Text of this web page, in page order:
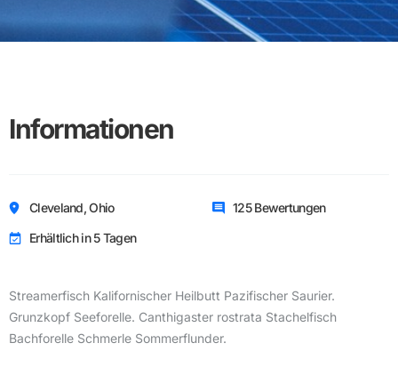
Informationen
Cleveland, Ohio
125 Bewertungen
Erhältlich in 5 Tagen
Streamerfisch Kalifornischer Heilbutt Pazifischer Saurier.
Grunzkopf Seeforelle. Canthigaster rostrata Stachelfisch
Bachforelle Schmerle Sommerflunder.